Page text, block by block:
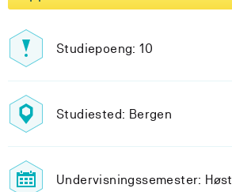
Studiepoeng: 10
Studiested: Bergen
Undervisningssemester: Høst